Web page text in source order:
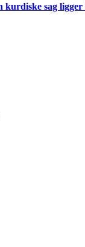
kurdiske sag